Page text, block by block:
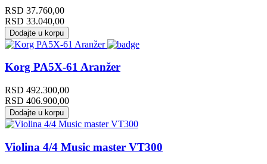
RSD 37.760,00
RSD 33.040,00
Dodajte u korpu
Korg PA5X-61 Aranžer
RSD 492.300,00
RSD 406.900,00
Dodajte u korpu
Violina 4/4 Music master VT300